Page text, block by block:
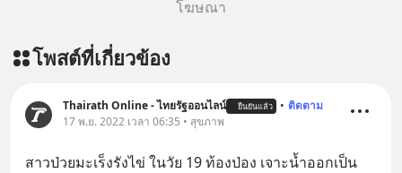
โฆษณา
โพสต์ที่เกี่ยวข้อง
Thairath Online - ไทยรัฐออนไลน์ ยืนยันแล้ว • ติดตาม
17 พ.ย. 2022 เวลา 06:35 • สุขภาพ
สาวป่วยมะเร็งรังไข่ ในวัย 19 ท้องป่อง เจาะน้ำออกเป็น